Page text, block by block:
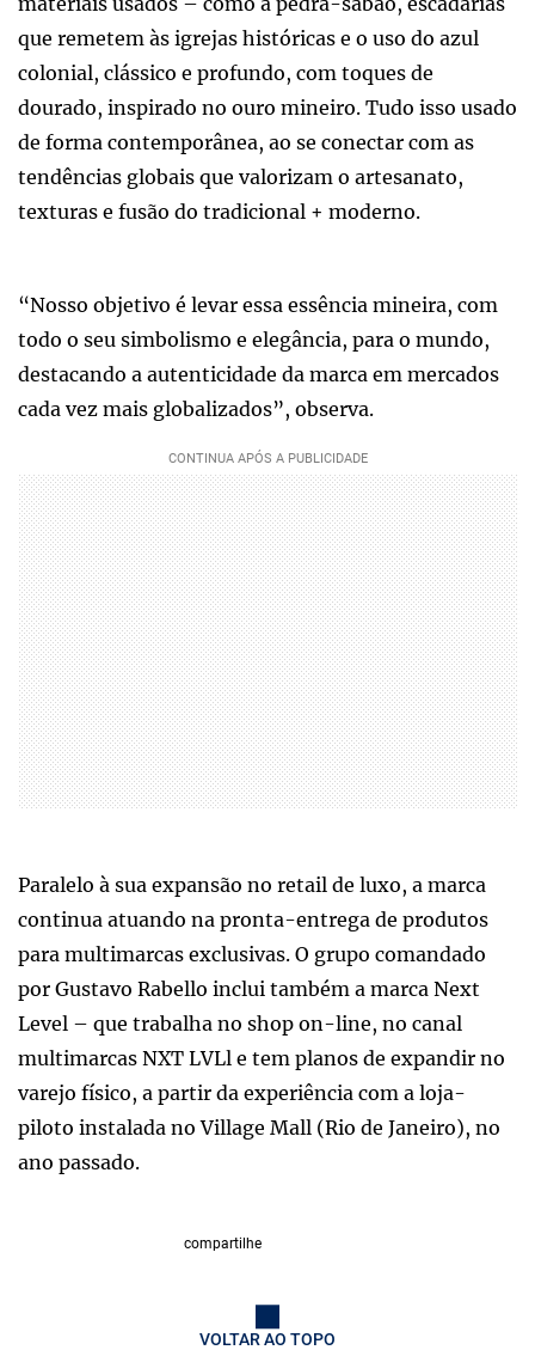
que remetem às igrejas históricas e o uso do azul
colonial, clássico e profundo, com toques de
dourado, inspirado no ouro mineiro. Tudo isso usado
de forma contemporânea, ao se conectar com as
tendências globais que valorizam o artesanato,
texturas e fusão do tradicional + moderno.
“Nosso objetivo é levar essa essência mineira, com
todo o seu simbolismo e elegância, para o mundo,
destacando a autenticidade da marca em mercados
cada vez mais globalizados”, observa.
Paralelo à sua expansão no retail de luxo, a marca
continua atuando na pronta-entrega de produtos
para multimarcas exclusivas. O grupo comandado
por Gustavo Rabello inclui também a marca Next
Level – que trabalha no shop on-line, no canal
multimarcas NXT LVLl e tem planos de expandir no
varejo físico, a partir da experiência com a loja-
piloto instalada no Village Mall (Rio de Janeiro), no
ano passado.
compartilhe
VOLTAR AO TOPO